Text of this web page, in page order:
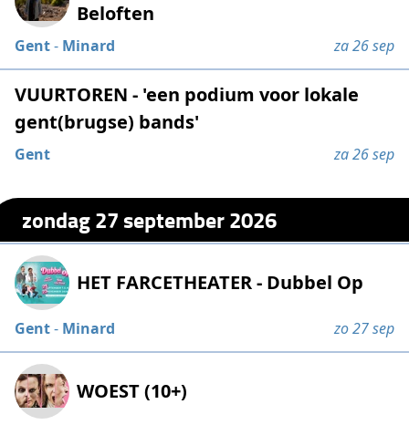
Beloften
Gent- Minard za 26 sep
VUURTOREN - 'een podium voor lokale
gent(brugse) bands'
Gent za 26 sep
zondag 27 september 2026
HET FARCETHEATER - Dubbel Op
Gent- Minard zo 27 sep
WOEST (10+)